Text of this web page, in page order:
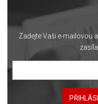
Zadejte Vaši e-mailovou